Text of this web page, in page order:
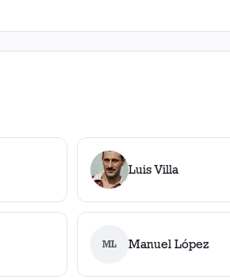
Luis Villa
ML Manuel López